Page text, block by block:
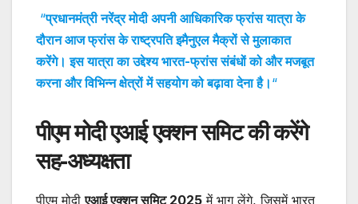
“प्रधानमंत्री नरेंद्र मोदी अपनी आधिकारिक फ्रांस यात्रा के
दौरान आज फ्रांस के राष्ट्रपति इमैनुएल मैक्रों से मुलाकात
करेंगे। इस यात्रा का उद्देश्य भारत-फ्रांस संबंधों को और मजबूत
करना और विभिन्न क्षेत्रों में सहयोग को बढ़ावा देना है। “
पीएम मोदी एआई एक्शन समिट की करेंगे
सह-अध्यक्षता
पीएम मोदीएआई एक्शन समिट 2025 में भाग लेंगे, जिसमें भारत